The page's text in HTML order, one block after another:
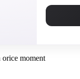
orice moment